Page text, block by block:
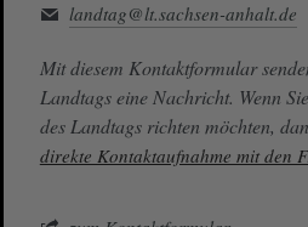
landtag@lt.sachsen-anhalt.de
Mit diesem Kontaktformular
Landtags eine Nachricht. Wenn
des Landtags richten möchten,
direkte Kontaktaufnahme mit den